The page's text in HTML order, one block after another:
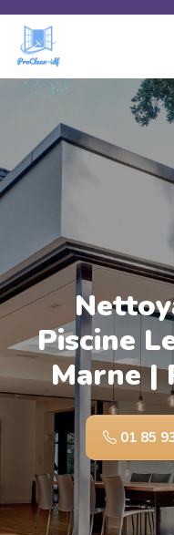
Skip to main content
Piscine
Marne |
01 85